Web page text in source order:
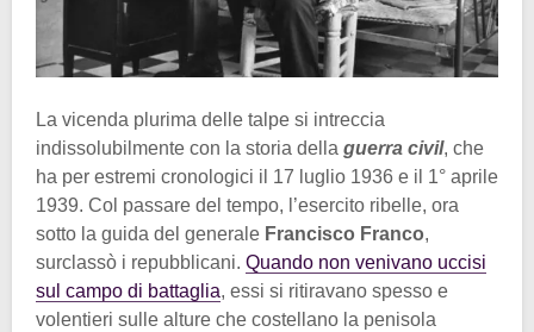
La vicenda plurima delle talpe si intreccia
indissolubilmente con la storia della guerra civil, che
ha per estremi cronologici il 17 luglio 1936 e il 1° aprile
1939. Col passare del tempo, l’esercito ribelle, ora
sotto la guida del generale Francisco Franco,
surclassò i repubblicani. Quando non venivano uccisi
sul campo di battaglia, essi si ritiravano spesso e
volentieri sulle alture che costellano la penisola